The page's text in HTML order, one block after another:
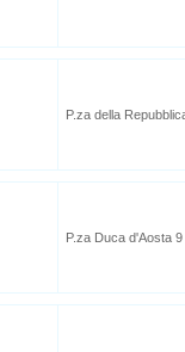
P.za della
P.za Duca d'Aosta 9